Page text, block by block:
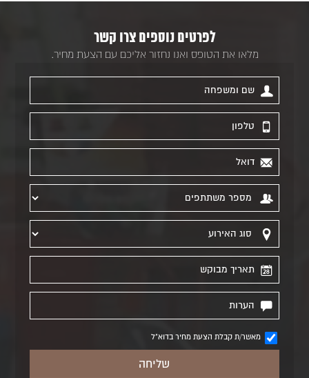
לפרטים נוספים צרו קשר
מלאו את הטופס ואנו נחזור אליכם עם הצעת מחיר.
מאשר/ת קבלת הצעת מחיר בדוא"ל